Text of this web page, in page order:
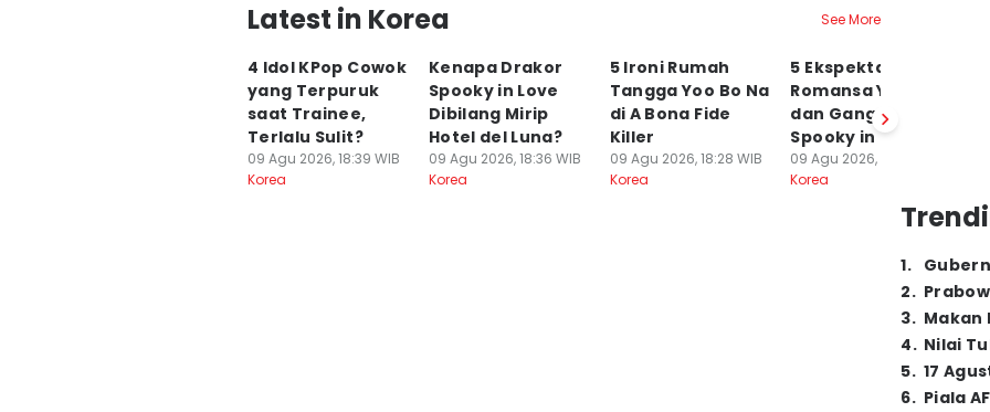
Latest in Korea See More
4 Idol KPop Cowok
yang Terpuruk
saat Trainee,
Terlalu Sulit?
09 Agu 2026, 18:39 WIB
Korea
Kenapa Drakor
Spooky in Love
Dibilang Mirip
Hotel del Luna?
09 Agu 2026, 18:36 WIB
Korea
5 Ironi Rumah
Tangga Yoo Bo Na
di A Bona Fide
Killer
09 Agu 2026, 18:28 WIB
Korea
5 Ekspektasi
Romansa Yeo Ri
dan Gang Uk di
Spooky in Love
09 Agu 2026, 18:18 WIB
Korea
1.
2.
3. Makan
4. Nilai
5. 17
6. Piala